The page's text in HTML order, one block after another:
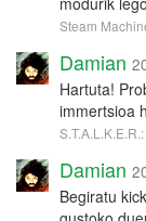
Steam
Damian
Hartuta!
immertsioa
Damian
Begiratu